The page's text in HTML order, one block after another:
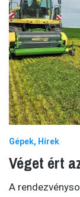
Gépek Hírek
Véget ért
A